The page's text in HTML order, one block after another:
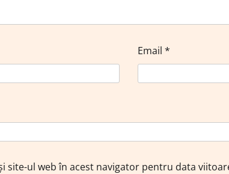
Email *
site-ul web în acest navigator pentru data